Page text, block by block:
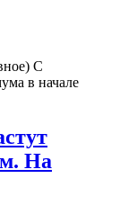
С
в начале
На